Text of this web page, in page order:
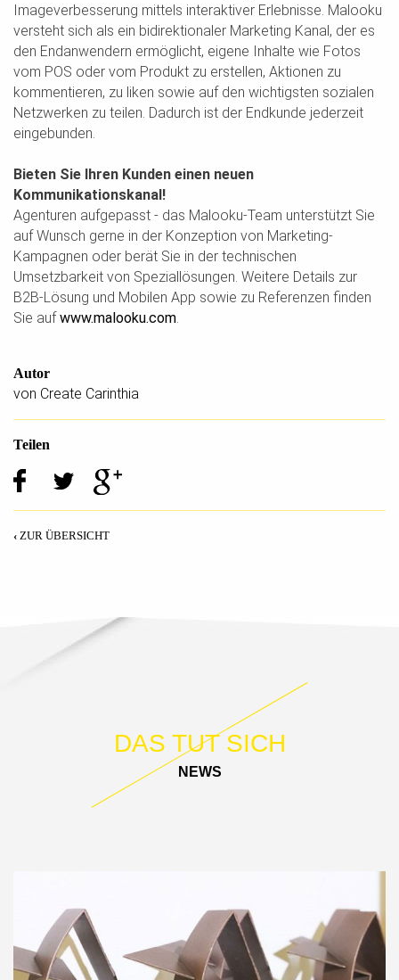
Imageverbesserung mittels interaktiver Erlebnisse. Malooku
versteht sich als ein bidirektionaler Marketing Kanal, der es
den Endanwendern ermöglicht, eigene Inhalte wie Fotos
vom POS oder vom Produkt zu erstellen, Aktionen zu
kommentieren, zu liken sowie auf den wichtigsten sozialen
Netzwerken zu teilen. Dadurch ist der Endkunde jederzeit
eingebunden.
Bieten Sie Ihren Kunden einen neuen
Kommunikationskanal!
Agenturen aufgepasst - das Malooku-Team unterstützt Sie
auf Wunsch gerne in der Konzeption von Marketing-
Kampagnen oder berät Sie in der technischen
Umsetzbarkeit von Speziallösungen. Weitere Details zur
B2B-Lösung und Mobilen App sowie zu Referenzen finden
Sie auf www.malooku.com.
Autor
von Create Carinthia
Teilen
ZUR ÜBERSICHT
DAS TUT SICH
NEWS